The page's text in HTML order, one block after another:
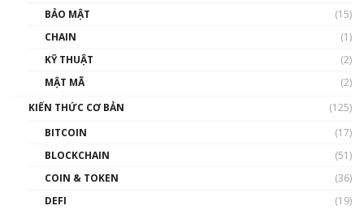
00:43:47
như thể nào?
00:39:31
BẢO MẬT
(15)
CHAIN
(1)
KỸ THUẬT
(2)
MẬT MÃ
(2)
KIẾN THỨC CƠ BẢN
(125)
BITCOIN
(17)
BLOCKCHAIN
(51)
COIN & TOKEN
(36)
DEFI
(19)